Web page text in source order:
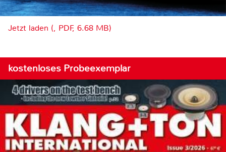
Jetzt laden (, PDF, 6.68 MB)
kostenloses Probeexemplar